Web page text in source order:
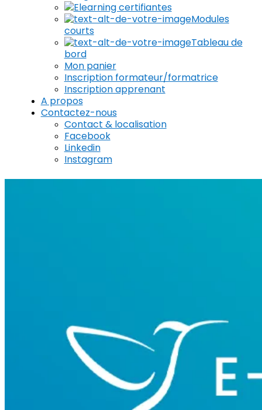
Elearning certifiantes
Modules
courts
Tableau de
bord
Mon panier
Inscription formateur/formatrice
Inscription apprenant
A propos
Contactez-nous
Contact & localisation
Facebook
Linkedin
Instagram